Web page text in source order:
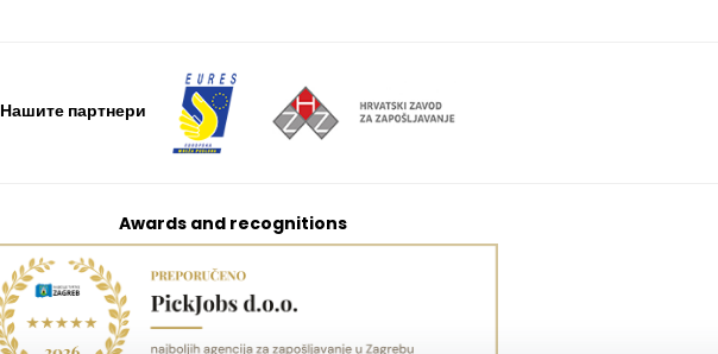
Нашите партнери
Awards and recognitions